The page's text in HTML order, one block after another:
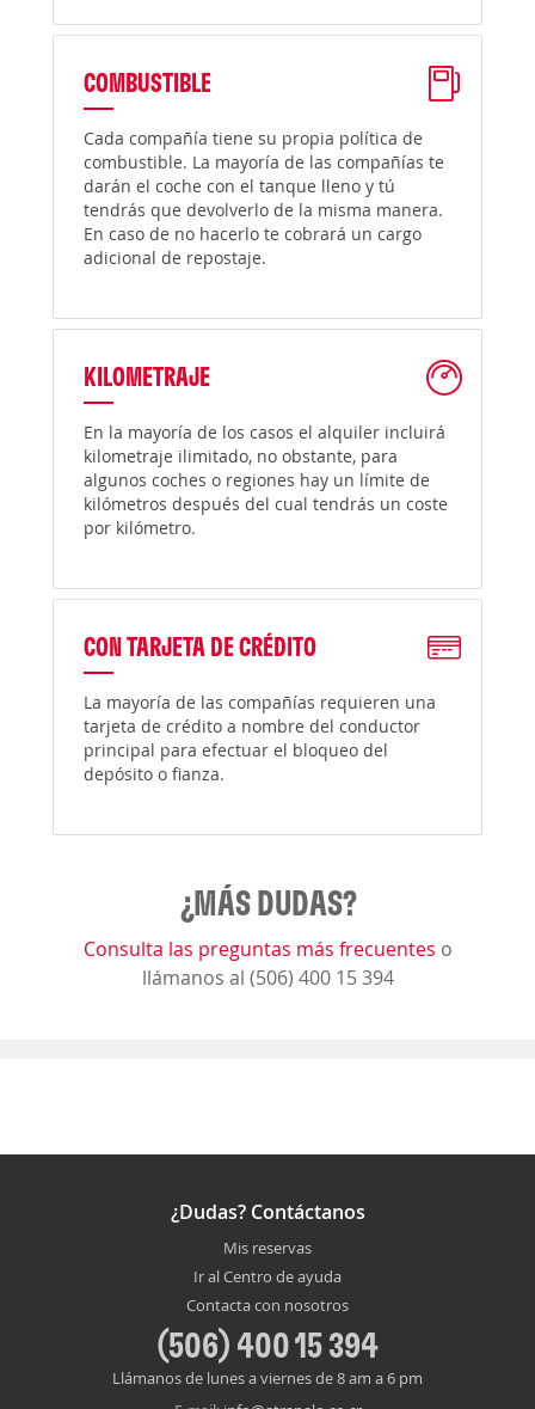
COMBUSTIBLE
Cada compañía tiene su propia política de
combustible. La mayoría de las compañías te
darán el coche con el tanque lleno y tú
tendrás que devolverlo de la misma manera.
En caso de no hacerlo te cobrará un cargo
adicional de repostaje.
KILOMETRAJE
En la mayoría de los casos el alquiler incluirá
kilometraje ilimitado, no obstante, para
algunos coches o regiones hay un límite de
kilómetros después del cual tendrás un coste
por kilómetro.
CON TARJETA DE CRÉDITO
La mayoría de las compañías requieren una
tarjeta de crédito a nombre del conductor
principal para efectuar el bloqueo del
depósito o fianza.
¿MÁS DUDAS?
Consulta las preguntas más frecuentes o
llámanos al (506) 400 15 394
¿Dudas? Contáctanos
Mis reservas
Ir al Centro de ayuda
Contacta con nosotros
(506) 400 15 394
Llámanos de lunes a viernes de 8 am a 6 pm